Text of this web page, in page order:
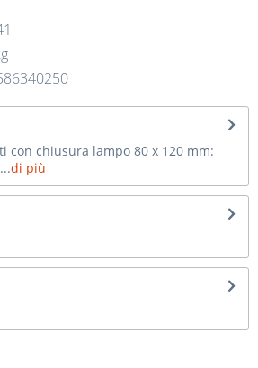
con chiusura lampo 80 x 120 mm:
di più